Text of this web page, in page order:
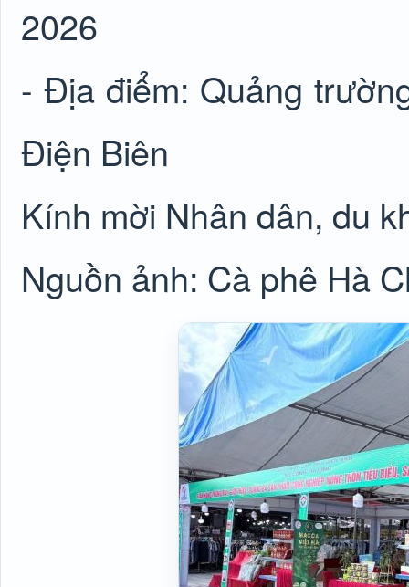
2026
- Địa điểm: Quảng
Điện Biên
Kính mời Nhân dân, du
Nguồn ảnh: Cà phê Hà